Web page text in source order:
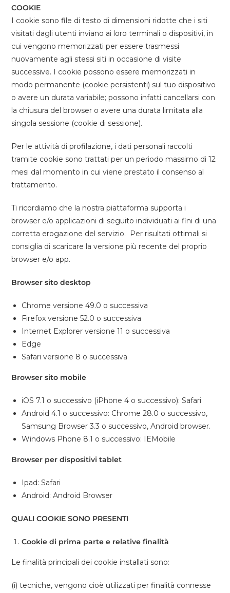
COOKIE
I cookie sono file di testo di dimensioni ridotte che i siti
visitati dagli utenti inviano ai loro terminali o dispositivi, in
cui vengono memorizzati per essere trasmessi
nuovamente agli stessi siti in occasione di visite
successive. I cookie possono essere memorizzati in
modo permanente (cookie persistenti) sul tuo dispositivo
o avere un durata variabile; possono infatti cancellarsi con
la chiusura del browser o avere una durata limitata alla
singola sessione (cookie di sessione).
Per le attività di profilazione, i dati personali raccolti
tramite cookie sono trattati per un periodo massimo di 12
mesi dal momento in cui viene prestato il consenso al
trattamento.
Ti ricordiamo che la nostra piattaforma supporta i
browser e/o applicazioni di seguito individuati ai fini di una
corretta erogazione del servizio. Per risultati ottimali si
consiglia di scaricare la versione più recente del proprio
browser e/o app.
Browser sito desktop
Chrome versione 49.0 o successiva
Firefox versione 52.0 o successiva
Internet Explorer versione 11 o successiva
Edge
Safari versione 8 o successiva
Browser sito mobile
iOS 7.1 o successivo (iPhone 4 o successivo): Safari
Android 4.1 o successivo: Chrome 28.0 o successivo,
Samsung Browser 3.3 o successivo, Android browser.
Windows Phone 8.1 o successivo: IEMobile
Browser per dispositivi tablet
Ipad: Safari
Android: Android Browser
QUALI COOKIE SONO PRESENTI
Cookie di prima parte e relative finalità
Le finalità principali dei cookie installati sono:
(i) tecniche, vengono cioè utilizzati per finalità connesse